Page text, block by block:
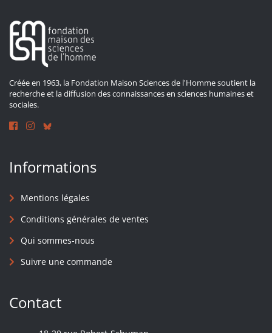
Créée en 1963, la Fondation Maison Sciences de l'Homme soutient la
recherche et la diffusion des connaissances en sciences humaines et
sociales.
Informations
Mentions légales
Conditions générales de ventes
Qui sommes-nous
Suivre une commande
Contact